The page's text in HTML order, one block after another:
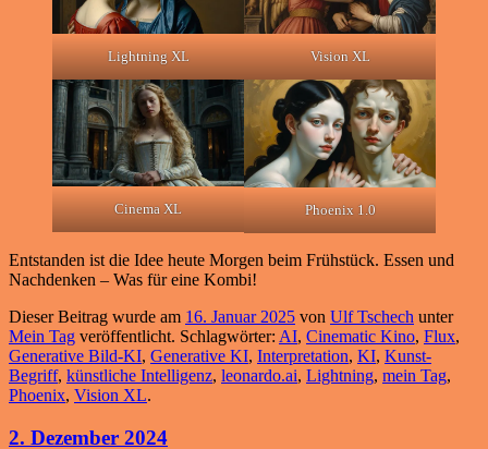
Lightning XL Vision XL
Cinema XL Phoenix 1.0
Entstanden ist die Idee heute Morgen beim Frühstück. Essen und
Nachdenken – Was für eine Kombi!
Dieser Beitrag wurde am 16. Januar 2025 von Ulf Tschech unter
Mein Tag veröffentlicht. Schlagwörter: AI, Cinematic Kino, Flux,
Generative Bild-KI, Generative KI, Interpretation, KI, Kunst-
Begriff, künstliche Intelligenz, leonardo.ai, Lightning, mein Tag,
Phoenix, Vision XL.
2. Dezember 2024